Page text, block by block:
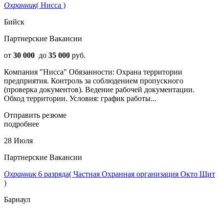
Охранник( Нисса )
Бийск
Партнерские Вакансии
от 30 000 до 35 000 руб.
Компания "Нисса" Обязанности: Охрана территории
предприятия. Контроль за соблюдением пропускного
(проверка документов). Ведение рабочей документации.
Обход территории. Условия: график работы...
Отправить резюме
подробнее
28 Июля
Партнерские Вакансии
Охранник6 разряда( Частная Охранная организация Окто Щит
)
Барнаул